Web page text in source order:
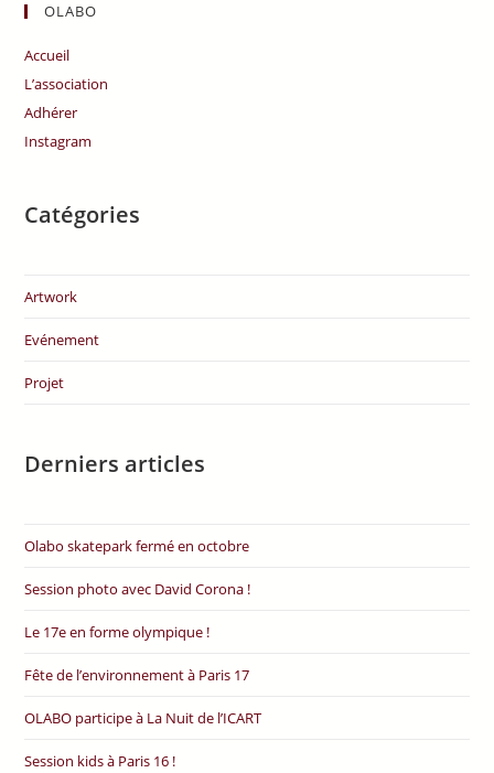
OLABO
Accueil
L’association
Adhérer
Instagram
Catégories
Artwork
Evénement
Projet
Derniers articles
Olabo skatepark fermé en octobre
Session photo avec David Corona !
Le 17e en forme olympique !
Fête de l’environnement à Paris 17
OLABO participe à La Nuit de l’ICART
Session kids à Paris 16 !